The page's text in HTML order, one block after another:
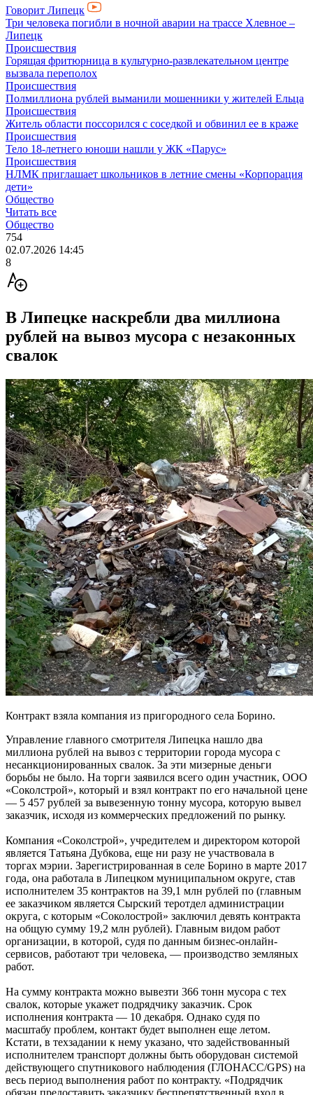
Говорит Липецк
Три человека погибли в ночной аварии на трассе Хлевное –
Липецк
Происшествия
Горящая фритюрница в культурно-развлекательном центре
вызвала переполох
Происшествия
Полмиллиона рублей выманили мошенники у жителей Ельца
Происшествия
Житель области поссорился с соседкой и обвинил ее в краже
Происшествия
Тело 18-летнего юноши нашли у ЖК «Парус»
Происшествия
НЛМК приглашает школьников в летние смены «Корпорация
дети»
Общество
Читать все
Общество
754
02.07.2026 14:45
8
В Липецке наскребли два миллиона
рублей на вывоз мусора с незаконных
свалок
Контракт взяла компания из пригородного села Борино.
Управление главного смотрителя Липецка нашло два
миллиона рублей на вывоз с территории города мусора с
несанкционированных свалок. За эти мизерные деньги
борьбы не было. На торги заявился всего один участник, ООО
«Соколстрой», который и взял контракт по его начальной цене
— 5 457 рублей за вывезенную тонну мусора, которую вывел
заказчик, исходя из коммерческих предложений по рынку.
Компания «Соколстрой», учредителем и директором которой
является Татьяна Дубкова, еще ни разу не участвовала в
торгах мэрии. Зарегистрированная в селе Борино в марте 2017
года, она работала в Липецком муниципальном округе, став
исполнителем 35 контрактов на 39,1 млн рублей по (главным
ее заказчиком является Сырский теротдел администрации
округа, с которым «Соколострой» заключил девять контракта
на общую сумму 19,2 млн рублей). Главным видом работ
организации, в которой, судя по данным бизнес-онлайн-
сервисов, работают три человека, — производство земляных
работ.
На сумму контракта можно вывезти 366 тонн мусора с тех
свалок, которые укажет подрядчику заказчик. Срок
исполнения контракта — 10 декабря. Однако судя по
масштабу проблем, контакт будет выполнен еще летом.
Кстати, в техзадании к нему указано, что задействованный
исполнителем транспорт должны быть оборудован системой
действующего спутникового наблюдения (ГЛОНАСС/GPS) на
весь период выполнения работ по контракту. «Подрядчик
обязан предоставить заказчику беспрепятственный вход в